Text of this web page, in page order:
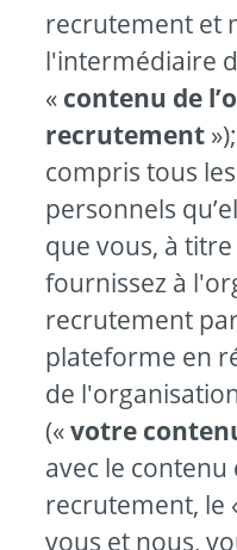
recrutement et
l'intermédiaire
« contenu de
recrutement
compris tous
personnels
que vous, à
fournissez à
recrutement
plateforme en
de
(«votre
avec le contenu
recrutement, le
vous et nous,